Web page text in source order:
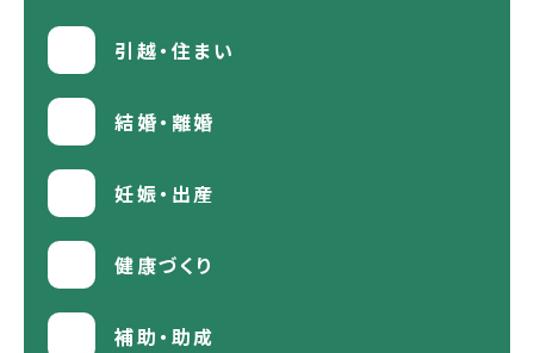
引越・住まい
結婚・離婚
妊娠・出産
健康づくり
補助・助成